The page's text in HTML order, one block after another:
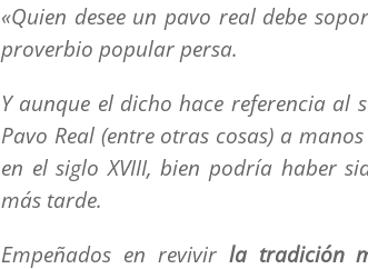
«Quien desee un pavo real debe
proverbio popular persa.
Y aunque el dicho hace referencia al
Pavo Real (entre otras cosas) a
en el siglo XVIII, bien podría haber
más tarde.
Empeñados en revivir la tradición